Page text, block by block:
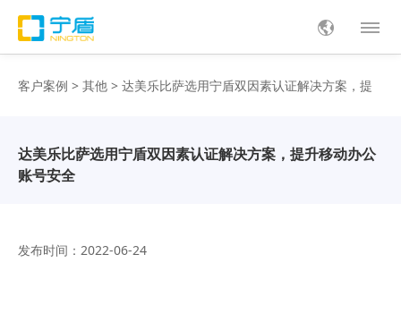
客户案例 > 其他 > 达美乐比萨选用宁盾双因素认证解决方案，提
升移动办公账号安全
达美乐比萨选用宁盾双因素认证解决方案，提升移动办公
账号安全
发布时间：2022-06-24